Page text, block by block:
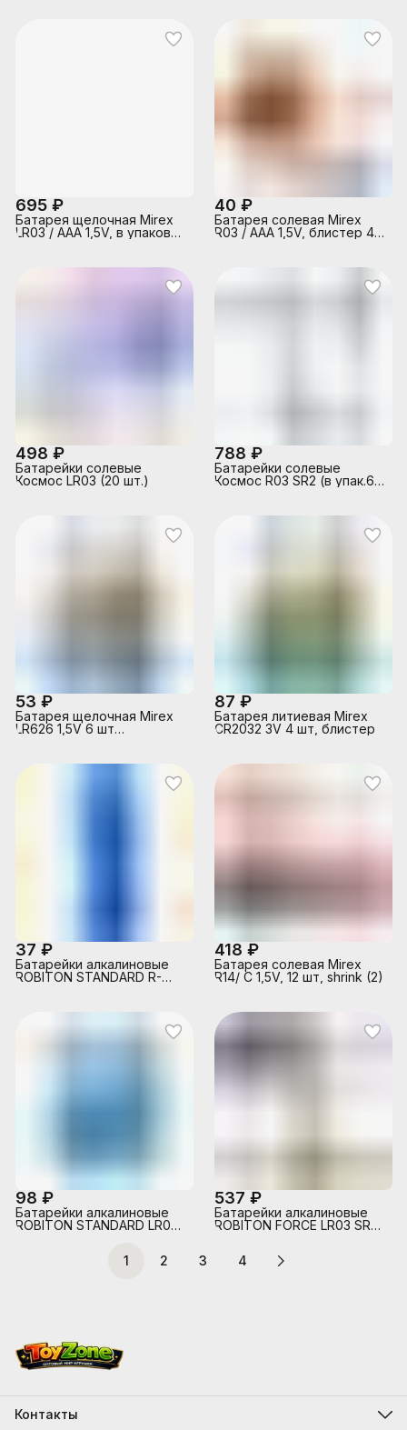
695 ₽
Батарея щелочная Mirex
LR03 / AAA 1,5V, в упаковке
40 ₽
Батарея солевая Mirex
R03 / AAA 1,5V, блистер 4
498 ₽
Батарейки солевые
Космос LR03 (20 шт.)
788 ₽
Батарейки солевые
Космос R03 SR2 (в упак.60
53 ₽
Батарея щелочная Mirex
LR626 1,5V 6 шт
87 ₽
Батарея литиевая Mirex
CR2032 3V 4 шт, блистер
37 ₽
Батарейки алкалиновые
ROBITON STANDARD R-
418 ₽
Батарея солевая Mirex
R14/ С 1,5V, 12 шт, shrink (2)
98 ₽
Батарейки алкалиновые
ROBITON STANDARD LR03
537 ₽
Батарейки алкалиновые
ROBITON FORCE LR03 SR2,
1
2 3 4
Контакты